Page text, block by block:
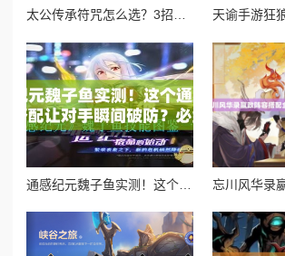
太公传承符咒怎么选？3招教你避开新手大坑！md